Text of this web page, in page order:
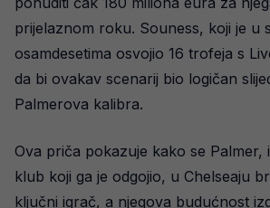
prijelaznom roku. Souness, koji je u
osamdesetima osvojio 16 trofeja s
da bi ovakav scenarij bio logičan
Palmerova kalibra.
Ova priča pokazuje kako se Palmer,
klub koji ga je odgojio, u Chelseaju
ključni igrač, a njegova budućnost